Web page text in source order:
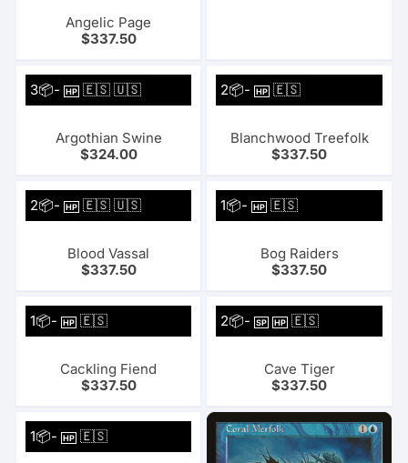
Angelic Page
$337.50
3📦-HP 🇪🇸 🇺🇸
Argothian Swine
$324.00
2📦-HP 🇪🇸
Blanchwood Treefolk
$337.50
2📦-HP 🇪🇸 🇺🇸
Blood Vassal
$337.50
1📦-HP 🇪🇸
Bog Raiders
$337.50
1📦-HP 🇪🇸
Cackling Fiend
$337.50
2📦-SP HP 🇪🇸
Cave Tiger
$337.50
1📦-HP 🇪🇸